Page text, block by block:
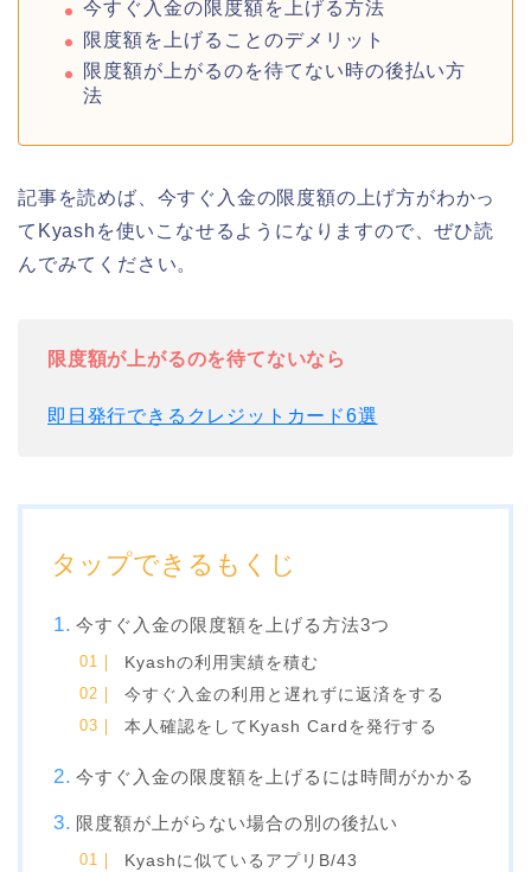
今すぐ入金の限度額を上げる方法
限度額を上げることのデメリット
限度額が上がるのを待てない時の後払い方
法
記事を読めば、今すぐ入金の限度額の上げ方がわかっ
てKyashを使いこなせるようになりますので、ぜひ読
んでみてください。
限度額が上がるのを待てないなら
即日発行できるクレジットカード6選
タップできるもくじ
今すぐ入金の限度額を上げる方法3つ
Kyashの利用実績を積む
今すぐ入金の利用と遅れずに返済をする
本人確認をしてKyash Cardを発行する
今すぐ入金の限度額を上げるには時間がかかる
限度額が上がらない場合の別の後払い
Kyashに似ているアプリB/43